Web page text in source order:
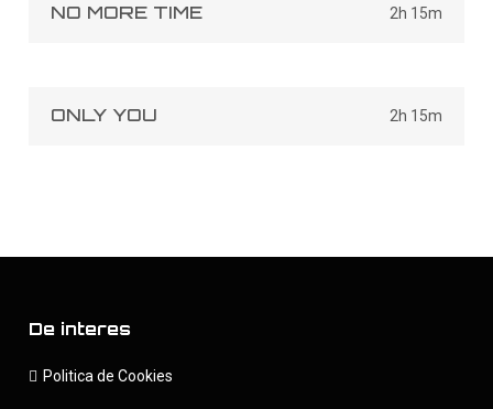
NO MORE TIME 2h 15m
ONLY YOU 2h 15m
De interes
Politica de Cookies